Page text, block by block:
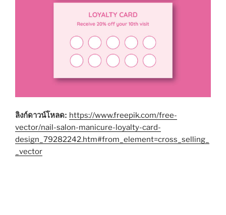
ลิงก์ดาวน์โหลด: https://www.freepik.com/free-
vector/nail-salon-manicure-loyalty-card-
design_79282242.htm#from_element=cross_selling_
_vector